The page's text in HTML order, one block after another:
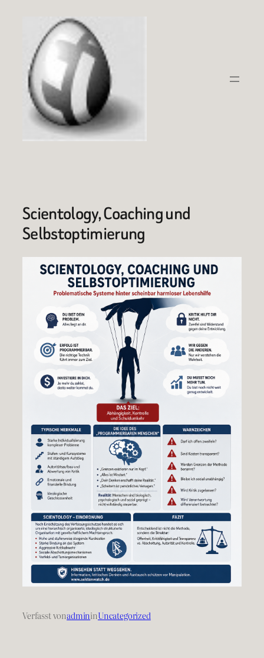
springen
Scientology, Coaching und
Selbstoptimierung
Verfasst vonadmininUncategorized